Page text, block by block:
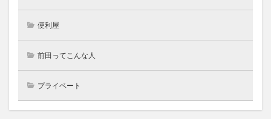
便利屋
前田ってこんな人
プライベート